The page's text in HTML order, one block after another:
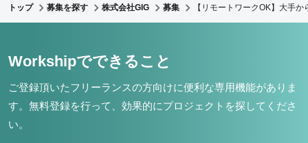
トップ 募集を探す 株式会社GIG 募集 【リモートワークOK】大手
Workshipでできること
ご登録頂いたフリーランスの方向けに便利な専用機能がありま
す。 無料登録を行って、効果的にプロジェクトを探してくださ
い。